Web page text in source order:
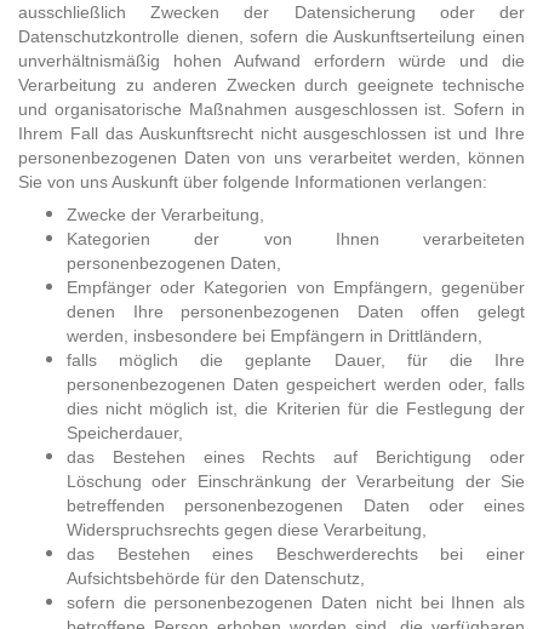
ausschließlich Zwecken der Datensicherung oder der
Datenschutzkontrolle dienen, sofern die Auskunftserteilung einen
unverhältnismäßig hohen Aufwand erfordern würde und die
Verarbeitung zu anderen Zwecken durch geeignete technische
und organisatorische Maßnahmen ausgeschlossen ist. Sofern in
Ihrem Fall das Auskunftsrecht nicht ausgeschlossen ist und Ihre
personenbezogenen Daten von uns verarbeitet werden, können
Sie von uns Auskunft über folgende Informationen verlangen:
Zwecke der Verarbeitung,
Kategorien der von Ihnen verarbeiteten
personenbezogenen Daten,
Empfänger oder Kategorien von Empfängern, gegenüber
denen Ihre personenbezogenen Daten offen gelegt
werden, insbesondere bei Empfängern in Drittländern,
falls möglich die geplante Dauer, für die Ihre
personenbezogenen Daten gespeichert werden oder, falls
dies nicht möglich ist, die Kriterien für die Festlegung der
Speicherdauer,
das Bestehen eines Rechts auf Berichtigung oder
Löschung oder Einschränkung der Verarbeitung der Sie
betreffenden personenbezogenen Daten oder eines
Widerspruchsrechts gegen diese Verarbeitung,
das Bestehen eines Beschwerderechts bei einer
Aufsichtsbehörde für den Datenschutz,
sofern die personenbezogenen Daten nicht bei Ihnen als